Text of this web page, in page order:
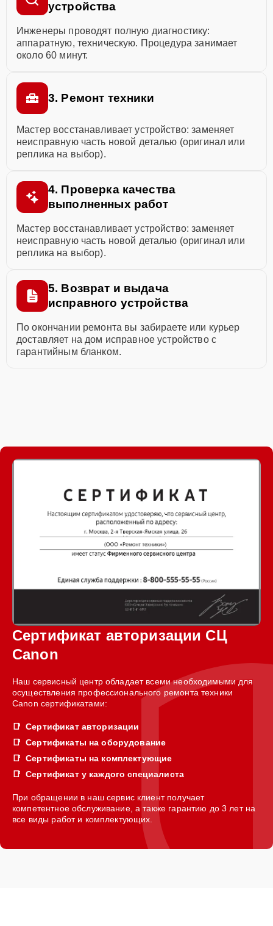
устройства
Инженеры проводят полную диагностику:
аппаратную, техническую. Процедура занимает
около 60 минут.
3. Ремонт техники
Мастер восстанавливает устройство: заменяет
неисправную часть новой деталью (оригинал или
реплика на выбор).
4. Проверка качества
выполненных работ
Мастер восстанавливает устройство: заменяет
неисправную часть новой деталью (оригинал или
реплика на выбор).
5. Возврат и выдача
исправного устройства
По окончании ремонта вы забираете или курьер
доставляет на дом исправное устройство с
гарантийным бланком.
Сертификат авторизации СЦ
Canon
Наш сервисный центр обладает всеми необходимыми для
осуществления профессионального ремонта техники
Canon сертификатами:
Сертификат авторизации
Сертификаты на оборудование
Сертификаты на комплектующие
Сертификат у каждого специалиста
При обращении в наш сервис клиент получает
компетентное обслуживание, а также гарантию до 3 лет на
все виды работ и комплектующих.